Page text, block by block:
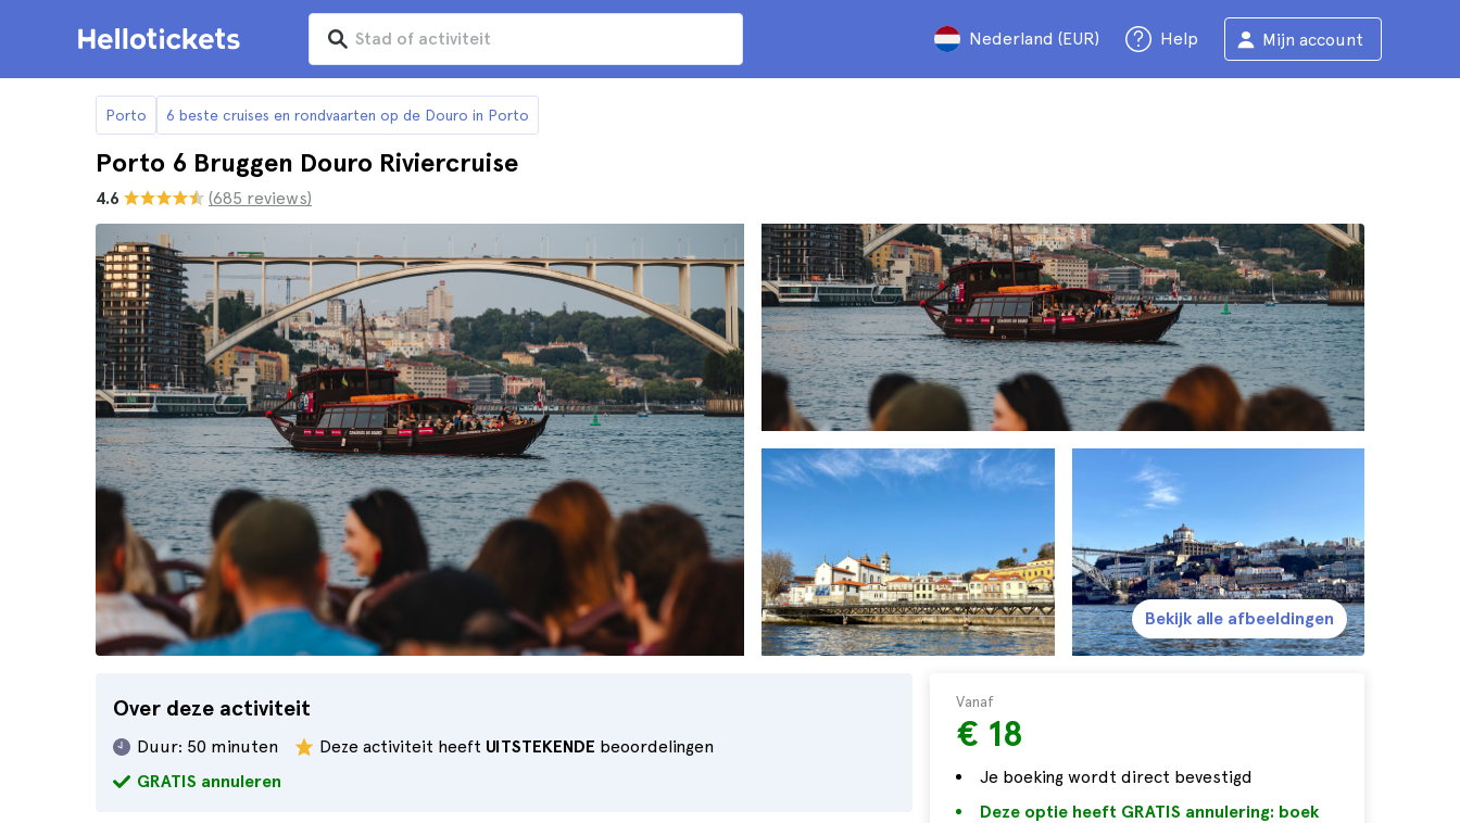
Nederland (EUR) Help Mijn account
Porto 6 beste cruises en rondvaarten op de Douro in Porto
Porto 6 Bruggen Douro Riviercruise
4.6 (685 reviews)
Over deze activiteit
Duur: 50 minuten Deze activiteit heeft UITSTEKENDE beoordelingen
GRATIS annuleren
Vanaf
€ 18
Je boeking wordt direct bevestigd
Deze optie heeft GRATIS annulering: boek
Bekijk alle afbeeldingen